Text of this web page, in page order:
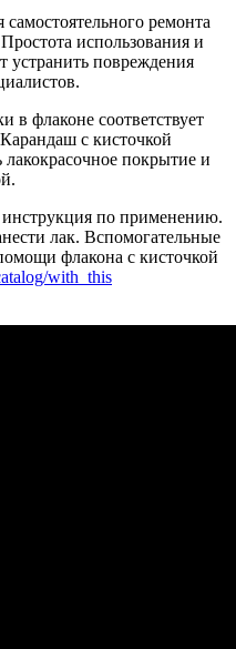
ремонта
использования и
устранить повреждения
в флаконе соответствует
с кисточкой
покрытие и
инструкция по применению.
лак. Вспомогательные
флакона с кисточкой
with_this